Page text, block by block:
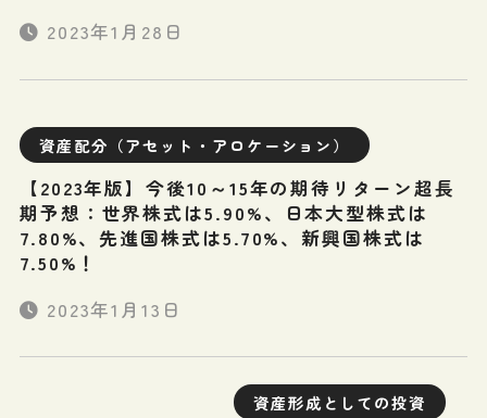
2023年1月28日
資産配分（アセット・アロケーション）
【2023年版】今後10～15年の期待リターン超長
期予想：世界株式は5.90%、日本大型株式は
7.80%、先進国株式は5.70%、新興国株式は
7.50%！
2023年1月13日
資産形成としての投資